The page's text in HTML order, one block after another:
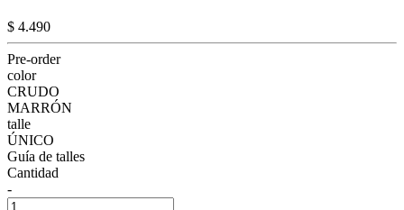
$ 4.490
Pre-order
color
CRUDO
MARRÓN
talle
ÚNICO
Guía de talles
Cantidad
-